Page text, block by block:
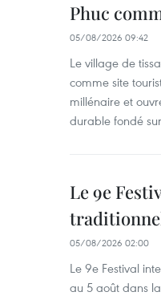
Phuc
05/08/2026 09:42
Le village de
comme site
millénaire et
durable fondé
Le 9e
05/08/2026 02:00
Le 9e Festival
au 5 août dans